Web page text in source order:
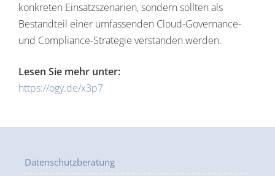
konkreten Einsatzszenarien, sondern sollten als
Bestandteil einer umfassenden Cloud-Governance-
und Compliance-Strategie verstanden werden.
Lesen Sie mehr unter:
https://ogy.de/x3p7
Datenschutzberatung